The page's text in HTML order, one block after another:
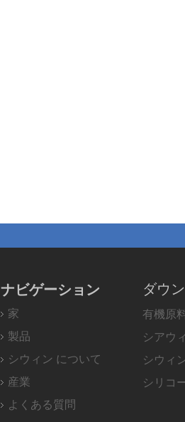
ナビゲーション
家
製品
シウィン について
産業
よくある質問
ダウ
有機原
シアウ
シウィ
シリコ